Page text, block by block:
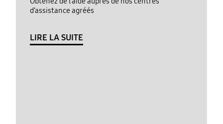
d’assistance agréés
LIRE LA SUITE